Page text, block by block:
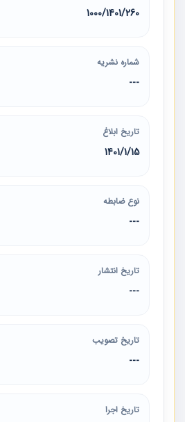
260‏/1401‏/1000
شماره نشریه
---
تاریخ ابلاغ
1401/1/15
نوع ضابطه
---
تاریخ انتشار
---
تاریخ تصویب
---
تاریخ اجرا